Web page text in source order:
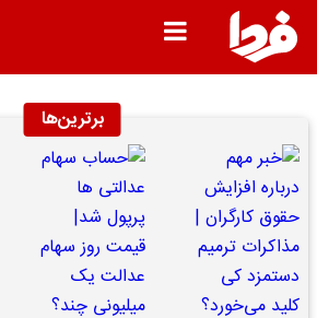
برترین‌ها